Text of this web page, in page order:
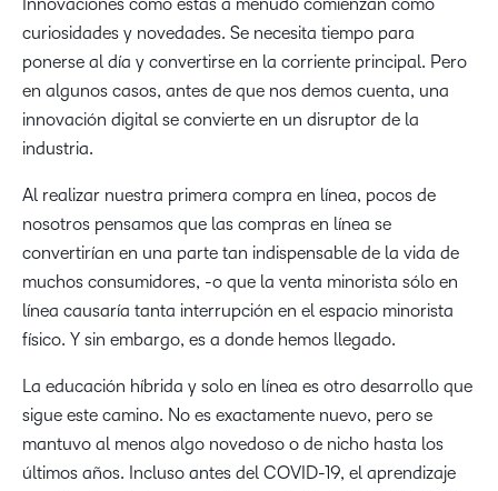
Innovaciones como estas a menudo comienzan como
curiosidades y novedades. Se necesita tiempo para
ponerse al día y convertirse en la corriente principal. Pero
en algunos casos, antes de que nos demos cuenta, una
innovación digital se convierte en un disruptor de la
industria.
Al realizar nuestra primera compra en línea, pocos de
nosotros pensamos que las compras en línea se
convertirían en una parte tan indispensable de la vida de
muchos consumidores, -o que la venta minorista sólo en
línea causaría tanta interrupción en el espacio minorista
físico. Y sin embargo, es a donde hemos llegado.
La educación híbrida y solo en línea es otro desarrollo que
sigue este camino. No es exactamente nuevo, pero se
mantuvo al menos algo novedoso o de nicho hasta los
últimos años. Incluso antes del COVID-19, el aprendizaje